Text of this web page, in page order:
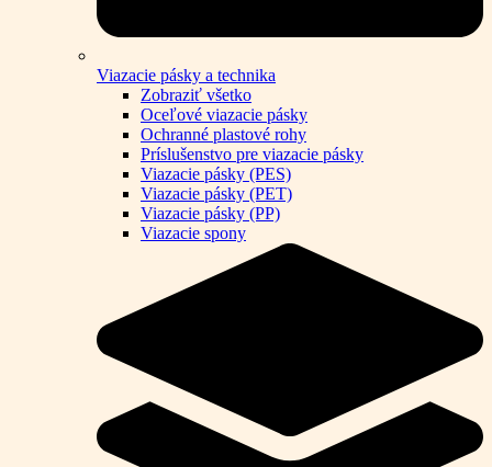
Viazacie pásky a technika
Zobraziť všetko
Oceľové viazacie pásky
Ochranné plastové rohy
Príslušenstvo pre viazacie pásky
Viazacie pásky (PES)
Viazacie pásky (PET)
Viazacie pásky (PP)
Viazacie spony